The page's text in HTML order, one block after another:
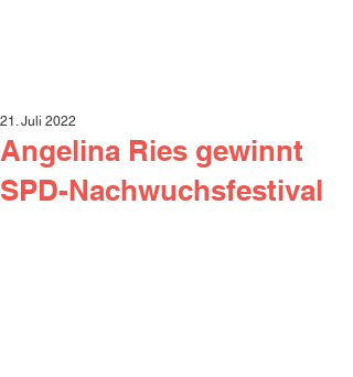
Angelina Ries gewinnt
SPD-Nachwuchsfestival
21. Juli 2022